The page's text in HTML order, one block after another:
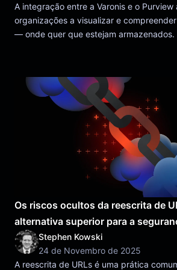
A integração entre a Varonis e o Purview
organizações a visualizar e
— onde quer que estejam armazenados.
Os riscos ocultos da reescrita de
alternativa superior para a
Stephen Kowski
24 de Novembro de 2025
A reescrita de URLs é uma prática